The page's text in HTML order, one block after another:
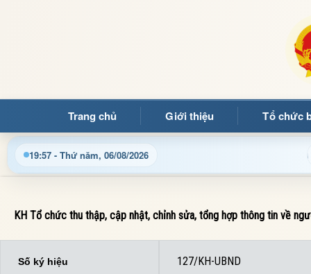
Trang chủ Giới thiệu Tổ chức
19:57 - Thứ năm, 06/08/2026
Cập nhật thông tin điều hành, thủ tục hành chính và tin
KH Tổ chức thu thập, cập nhật, chỉnh sửa, tổng hợp thông tin về
Số ký hiệu 127/KH-UBND